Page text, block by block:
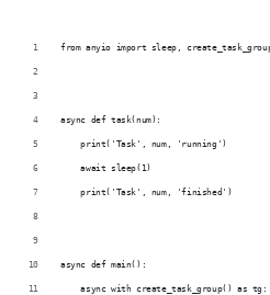
from anyio import sleep,
async def task(num):
    print('Task', num, 'running')
    await sleep(1)
    print('Task', num, 'finished')
async def main():
    async with create_task_group() as tg: